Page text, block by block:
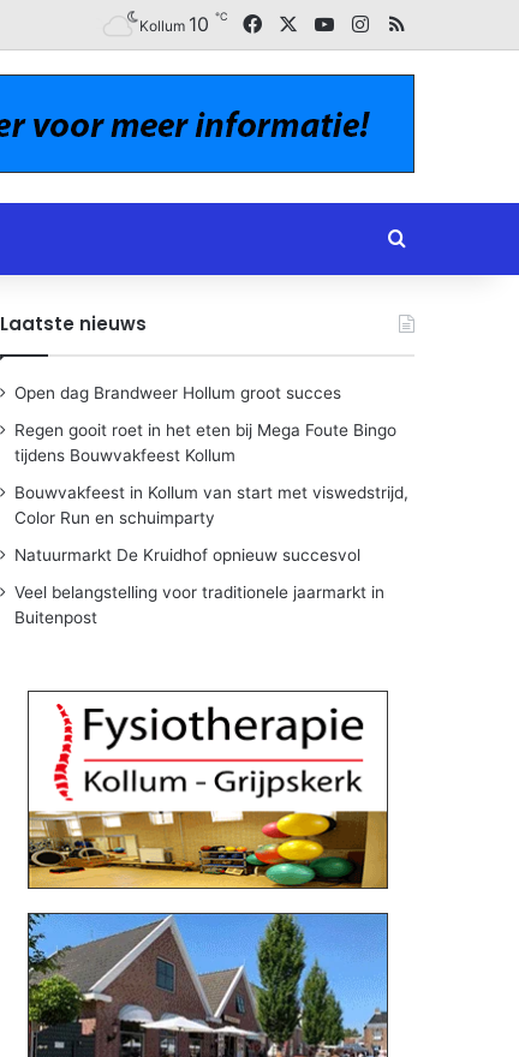
Kollum 10 ℃ FacebookYouTubeInstagram
RSS
Zoeken naar
Laatste nieuws
Open dag Brandweer Hollum groot succes
Regen gooit roet in het eten bij Mega Foute Bingo
tijdens Bouwvakfeest Kollum
Bouwvakfeest in Kollum van start met viswedstrijd,
Color Run en schuimparty
Natuurmarkt De Kruidhof opnieuw succesvol
Veel belangstelling voor traditionele jaarmarkt in
Buitenpost